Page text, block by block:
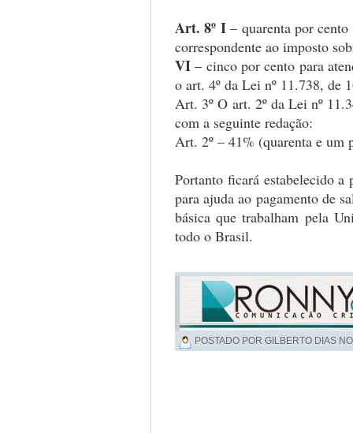
Art. 8º I– quarenta por
correspondente ao imposto
VI – cinco por cento para
o art. 4º da Lei nº 11.738, de
Art. 3º O art. 2º da Lei nº
com a seguinte redação:
Art. 2º – 41% (quarenta e
Portanto ficará estabelecido a
para ajuda ao pagamento de
básica que trabalham pela
todo o Brasil.
POSTADO POR GILBERTO DIAS